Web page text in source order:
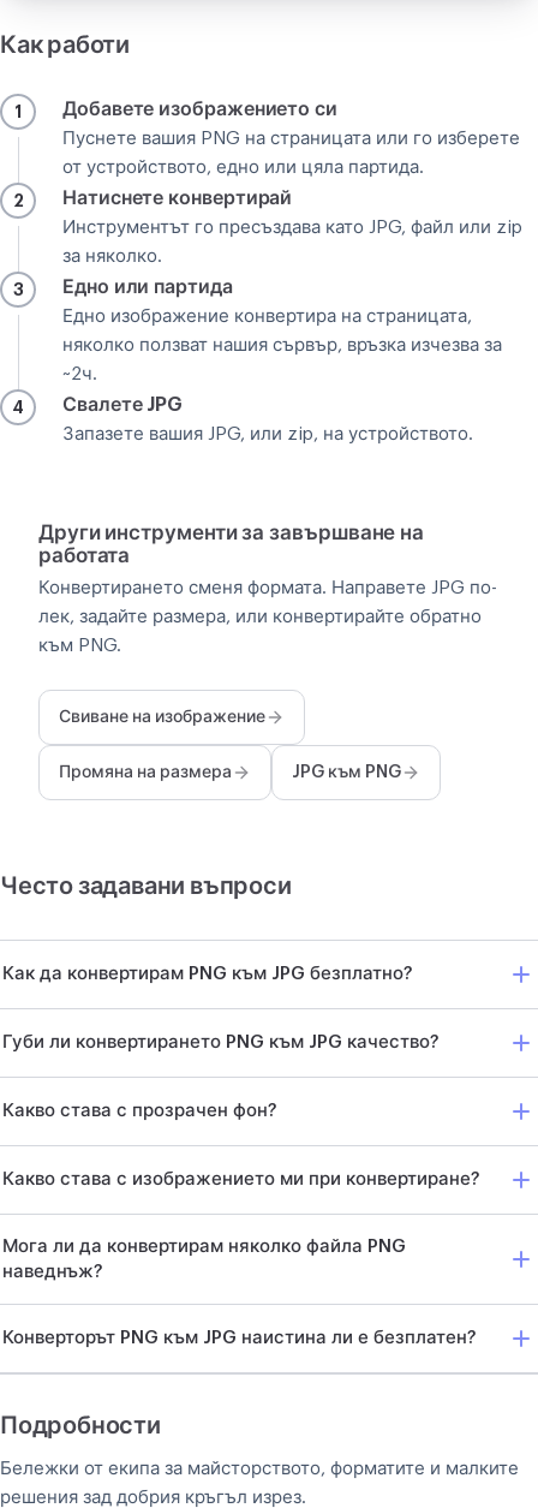
Как работи
1 Добавете изображението си
Пуснете вашия PNG на страницата или го изберете
от устройството, едно или цяла партида.
2 Натиснете конвертирай
Инструментът го пресъздава като JPG, файл или zip
за няколко.
3 Едно или партида
Едно изображение конвертира на страницата,
няколко ползват нашия сървър, връзка изчезва за
~2ч.
4 Свалете JPG
Запазете вашия JPG, или zip, на устройството.
Други инструменти за завършване на
работата
Конвертирането сменя формата. Направете JPG по-
лек, задайте размера, или конвертирайте обратно
към PNG.
Свиване на изображение
Промяна на размера JPG към PNG
Често задавани въпроси
Как да конвертирам PNG към JPG безплатно?
Губи ли конвертирането PNG към JPG качество?
Какво става с прозрачен фон?
Какво става с изображението ми при конвертиране?
Мога ли да конвертирам няколко файла PNG
наведнъж?
Конверторът PNG към JPG наистина ли е безплатен?
Подробности
Бележки от екипа за майсторството, форматите и малките
решения зад добрия кръгъл изрез.